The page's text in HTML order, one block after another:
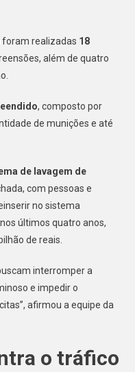
realizadas 18
além de quatro
, composto por
de munições e até
de lavagem de
com pessoas e
no sistema
últimos quatro anos,
de reais.
interromper a
e impedir o
afirmou a equipe da
o tráfico